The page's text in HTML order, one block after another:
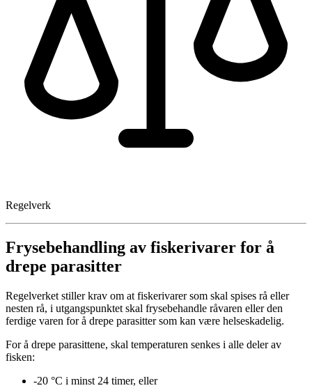
Regelverk
Frysebehandling av fiskerivarer for å
drepe parasitter
Regelverket stiller krav om at fiskerivarer som skal spises rå eller
nesten rå, i utgangspunktet skal frysebehandle råvaren eller den
ferdige varen for å drepe parasitter som kan være helseskadelig.
For å drepe parasittene, skal temperaturen senkes i alle deler av
fisken:
-20 °C i minst 24 timer, eller